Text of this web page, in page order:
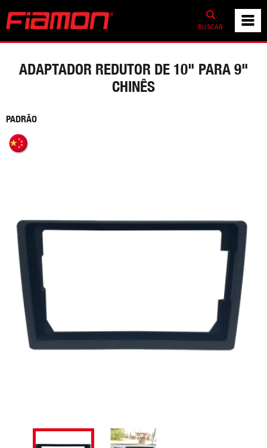
BUSCAR
ADAPTADOR REDUTOR DE 10" PARA 9"
CHINÊS
PADRÃO